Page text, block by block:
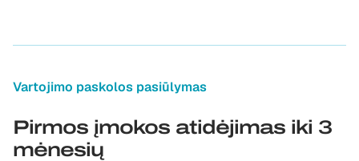
Vartojimo paskolos pasiūlymas
Pirmos įmokos atidėjimas iki 3
mėnesių